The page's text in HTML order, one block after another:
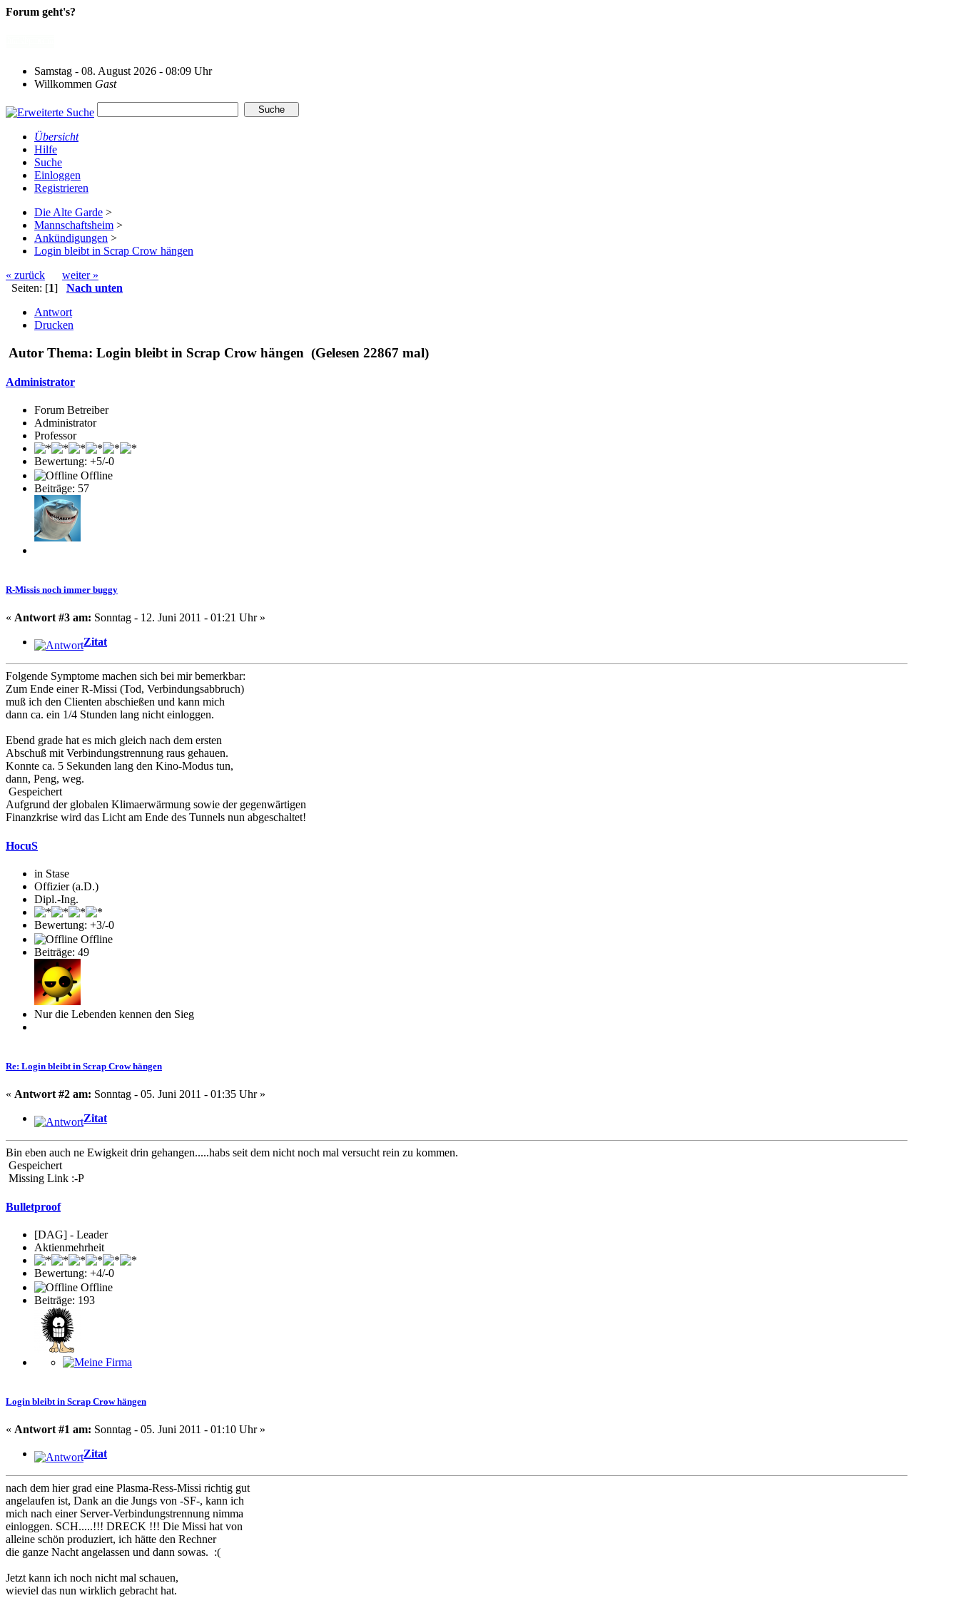
Forum geht's?
Samstag - 08. August 2026 - 08:09 Uhr
Willkommen Gast
Übersicht
Hilfe
Suche
Einloggen
Registrieren
Die Alte Garde >
Mannschaftsheim >
Ankündigungen >
Login bleibt in Scrap Crow hängen
« zurück
weiter »
Seiten: [1] Nach unten
Antwort
Drucken
Autor Thema: Login bleibt in Scrap Crow hängen (Gelesen 22867 mal)
Administrator
Forum Betreiber
Administrator
Professor
Bewertung: +5/-0
Offline
Beiträge: 57
R-Missis noch immer buggy
« Antwort #3 am: Sonntag - 12. Juni 2011 - 01:21 Uhr »
Zitat
Folgende Symptome machen sich bei mir bemerkbar:
Zum Ende einer R-Missi (Tod, Verbindungsabbruch)
muß ich den Clienten abschießen und kann mich
dann ca. ein 1/4 Stunden lang nicht einloggen.
Ebend grade hat es mich gleich nach dem ersten
Abschuß mit Verbindungstrennung raus gehauen.
Konnte ca. 5 Sekunden lang den Kino-Modus tun,
dann, Peng, weg.
Gespeichert
Aufgrund der globalen Klimaerwärmung sowie der gegenwärtigen
Finanzkrise wird das Licht am Ende des Tunnels nun abgeschaltet!
HocuS
in Stase
Offizier (a.D.)
Dipl.-Ing.
Bewertung: +3/-0
Offline
Beiträge: 49
Nur die Lebenden kennen den Sieg
Re: Login bleibt in Scrap Crow hängen
« Antwort #2 am: Sonntag - 05. Juni 2011 - 01:35 Uhr »
Zitat
Bin eben auch ne Ewigkeit drin gehangen.....habs seit dem nicht noch mal versucht rein zu kommen.
Gespeichert
Missing Link :-P
Bulletproof
[DAG] - Leader
Aktienmehrheit
Bewertung: +4/-0
Offline
Beiträge: 193
Login bleibt in Scrap Crow hängen
« Antwort #1 am: Sonntag - 05. Juni 2011 - 01:10 Uhr »
Zitat
nach dem hier grad eine Plasma-Ress-Missi richtig gut
angelaufen ist, Dank an die Jungs von -SF-, kann ich
mich nach einer Server-Verbindungstrennung nimma
einloggen. SCH.....!!! DRECK !!! Die Missi hat von
alleine schön produziert, ich hätte den Rechner
die ganze Nacht angelassen und dann sowas. :(
Jetzt kann ich noch nicht mal schauen,
wieviel das nun wirklich gebracht hat.